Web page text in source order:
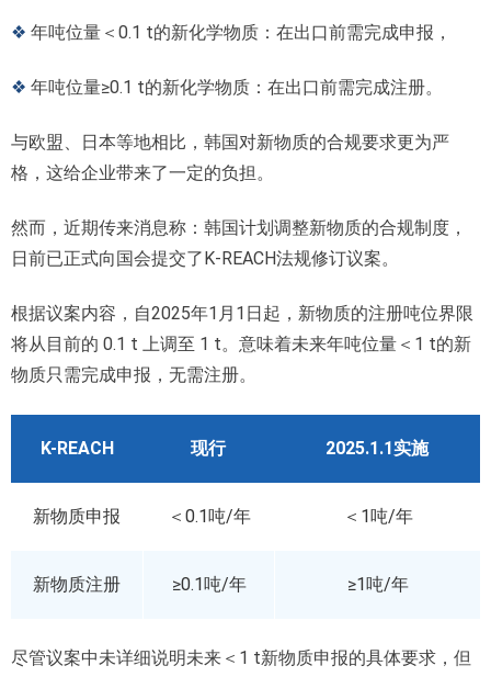
❖ 年吨位量＜0.1 t的新化学物质：在出口前需完成申报，
❖ 年吨位量≥0.1 t的新化学物质：在出口前需完成注册。
与欧盟、日本等地相比，韩国对新物质的合规要求更为严
格，这给企业带来了一定的负担。
然而，近期传来消息称：韩国计划调整新物质的合规制度，
日前已正式向国会提交了K-REACH法规修订议案。
根据议案内容，自2025年1月1日起，新物质的注册吨位界限
将从目前的 0.1 t 上调至 1 t。意味着未来年吨位量＜1 t的新
物质只需完成申报，无需注册。
K-REACH 现行 2025.1.1实施
新物质申报 ＜0.1吨/年 ＜1吨/年
新物质注册 ≥0.1吨/年 ≥1吨/年
尽管议案中未详细说明未来＜1 t新物质申报的具体要求，但